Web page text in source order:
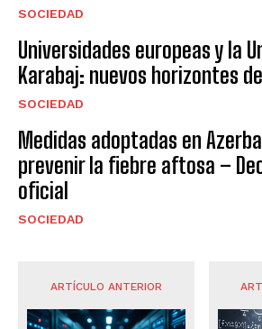
SOCIEDAD
Universidades europeas y la
Karabaj: nuevos horizontes
SOCIEDAD
Medidas adoptadas en
prevenir la fiebre aftosa –
oficial
SOCIEDAD
ARTÍCULO ANTERIOR